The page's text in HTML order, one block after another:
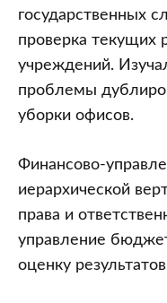
государственных
проверка текущих
учреждений.
проблемы
уборки офисов.
Финансово-
иерархической
права и
управление
оценку